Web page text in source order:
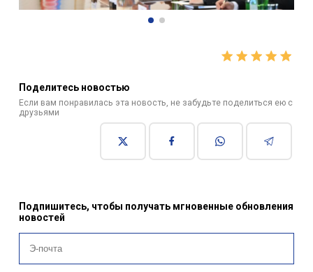
Поделитесь новостью
Если вам понравилась эта новость, не забудьте поделиться ею с
друзьями
Подпишитесь, чтобы получать мгновенные обновления
новостей